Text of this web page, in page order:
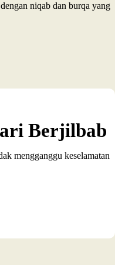
niqab dan burqa yang
Berjilbab
mengganggu keselamatan